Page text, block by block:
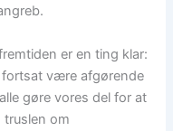
er en ting klar:
være afgørende
gøre vores del for at
om